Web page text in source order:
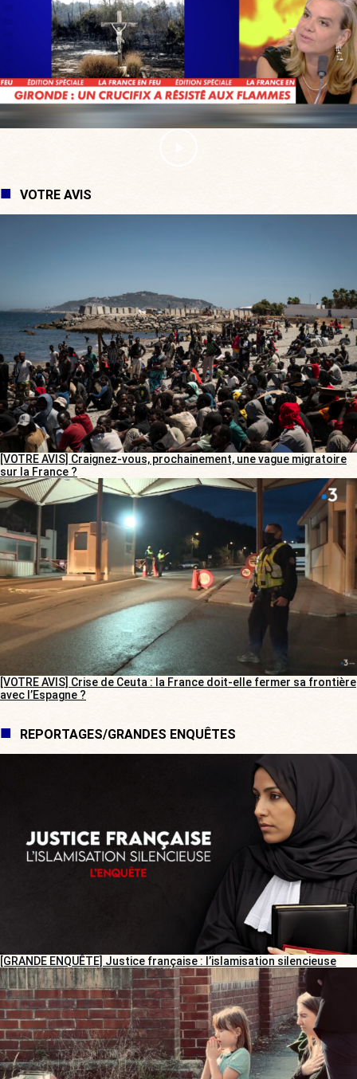
VOTRE AVIS
[VOTRE AVIS] Craignez-vous, prochainement, une vague migratoire
sur la France ?
[VOTRE AVIS] Crise de Ceuta : la France doit-elle fermer sa frontière
avec l’Espagne ?
REPORTAGES/GRANDES ENQUÊTES
[GRANDE ENQUÊTE] Justice française : l’islamisation silencieuse